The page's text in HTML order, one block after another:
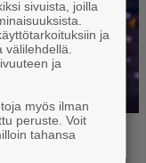
sivuista, joilla
ja
ja
myös ilman
peruste. Voit
tahansa